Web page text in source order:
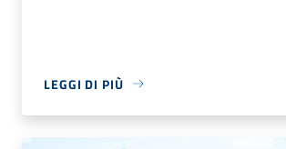
LEGGI DI PIÙ